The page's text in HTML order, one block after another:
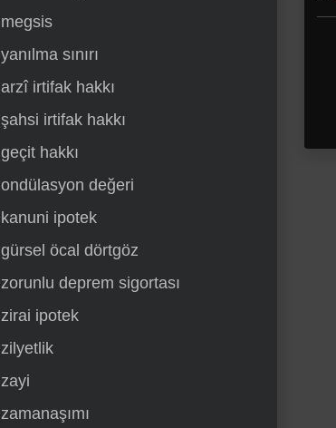
megsis
yanılma sınırı
arzî irtifak hakkı
şahsi irtifak hakkı
geçit hakkı
ondülasyon değeri
kanuni ipotek
gürsel öcal dörtgöz
zorunlu deprem sigortası
zirai ipotek
zilyetlik
zayi
zamanaşımı